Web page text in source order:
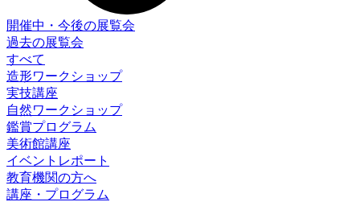
開催中・今後の展覧会
過去の展覧会
すべて
造形ワークショップ
実技講座
自然ワークショップ
鑑賞プログラム
美術館講座
イベントレポート
教育機関の方へ
講座・プログラム